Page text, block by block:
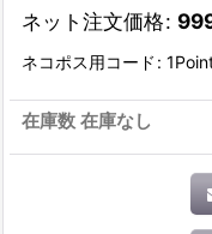
ネット注文価格:
ネコポス用コード :
在庫数 在庫なし